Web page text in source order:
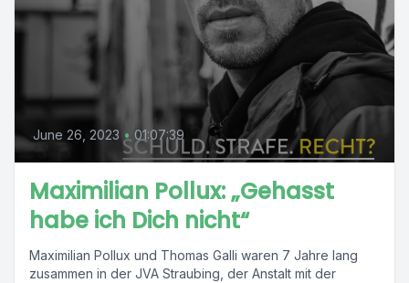
June 26, 2023 • 01:07:39
Maximilian Pollux: „Gehasst
habe ich Dich nicht“
Maximilian Pollux und Thomas Galli waren 7 Jahre lang
zusammen in der JVA Straubing, der Anstalt mit der